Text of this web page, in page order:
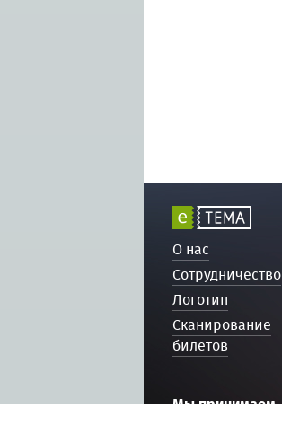
О нас
Сотрудничество
Логотип
Сканирование
билетов
Мы принимаем